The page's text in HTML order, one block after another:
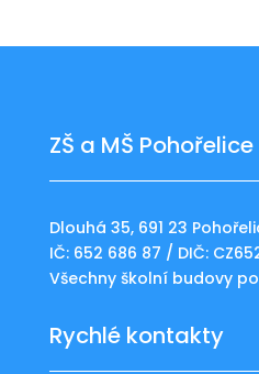
ZŠ a MŠ Pohořelice
Dlouhá 35, 691 23
IČ: 652 686 87 / DIČ:
Všechny školní budovy
Rychlé kontakty